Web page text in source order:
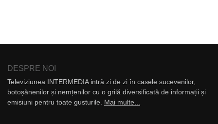
DESPRE NOI
Televiziunea INTERMEDIA intră zi de zi în casele sucevenilor,
botoșănenilor și nemțenilor cu o grilă diversificată de informații și
emisiuni pentru toate gusturile. Mai multe...